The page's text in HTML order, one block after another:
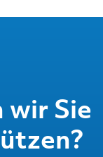
wir Sie